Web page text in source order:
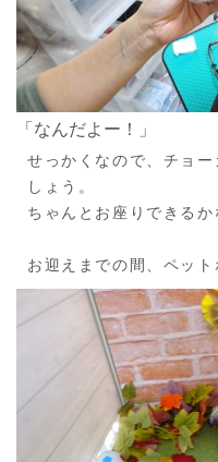
「なんだよー！」
せっかくなので、チョ
しょう。
ちゃんとお座りできるか
お迎えまでの間、ペット